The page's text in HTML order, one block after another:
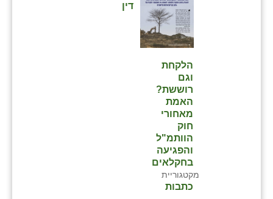
דין
הלקחת
וגם
רוששת?
האמת
מאחורי
חוק
הוותמ"ל
והפגיעה
בחקלאים
מקטגוריית
כתבות